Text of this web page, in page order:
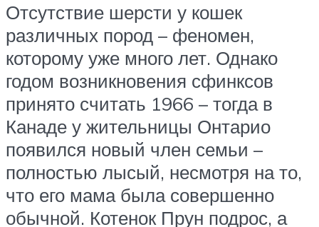
Отсутствие шерсти у кошек
различных пород – феномен,
которому уже много лет. Однако
годом возникновения сфинксов
принято считать 1966 – тогда в
Канаде у жительницы Онтарио
появился новый член семьи –
полностью лысый, несмотря на то,
что его мама была совершенно
обычной. Котенок Прун подрос, а